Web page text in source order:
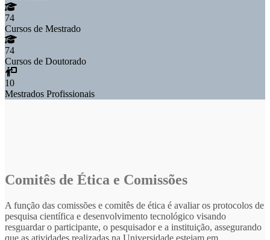
74
Cursos de Mestrado
74
Cursos de Doutorado
10
Mestrados Profissionais
Comitês de Ética e Comissões
A função das comissões e comitês de ética é avaliar os protocolos de
pesquisa científica e desenvolvimento tecnológico visando
resguardar o participante, o pesquisador e a instituição, assegurando
que as atividades realizadas na Universidade estejam em